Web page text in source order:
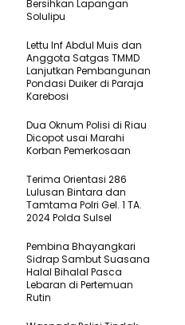
Bersihkan Lapangan
Solulipu
Lettu Inf Abdul Muis dan
Anggota Satgas TMMD
Lanjutkan Pembangunan
Pondasi Duiker di Paraja
Karebosi
Dua Oknum Polisi di Riau
Dicopot usai Marahi
Korban Pemerkosaan
Terima Orientasi 286
Lulusan Bintara dan
Tamtama Polri Gel. 1 TA.
2024 Polda Sulsel
Pembina Bhayangkari
Sidrap Sambut Suasana
Halal Bihalal Pasca
Lebaran di Pertemuan
Rutin